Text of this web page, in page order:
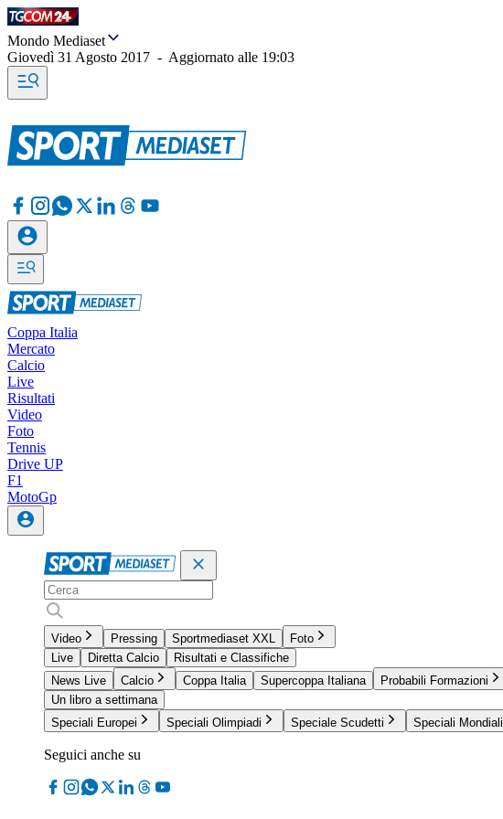
Mondo Mediaset
Giovedì 31 Agosto 2017 - Aggiornato alle 19:03
Coppa Italia
Mercato
Calcio
Live
Risultati
Video
Foto
Tennis
Drive UP
F1
MotoGp
Video Pressing Sportmediaset XXL
Foto
Live
Diretta Calcio
Risultati e Classifiche
News Live
Calcio Coppa Italia Supercoppa Italiana Probabili Formazioni
Un libro a settimana
Speciali Europei
Speciali Olimpiadi Speciale Scudetti Speciali Mondiali
Seguici anche su